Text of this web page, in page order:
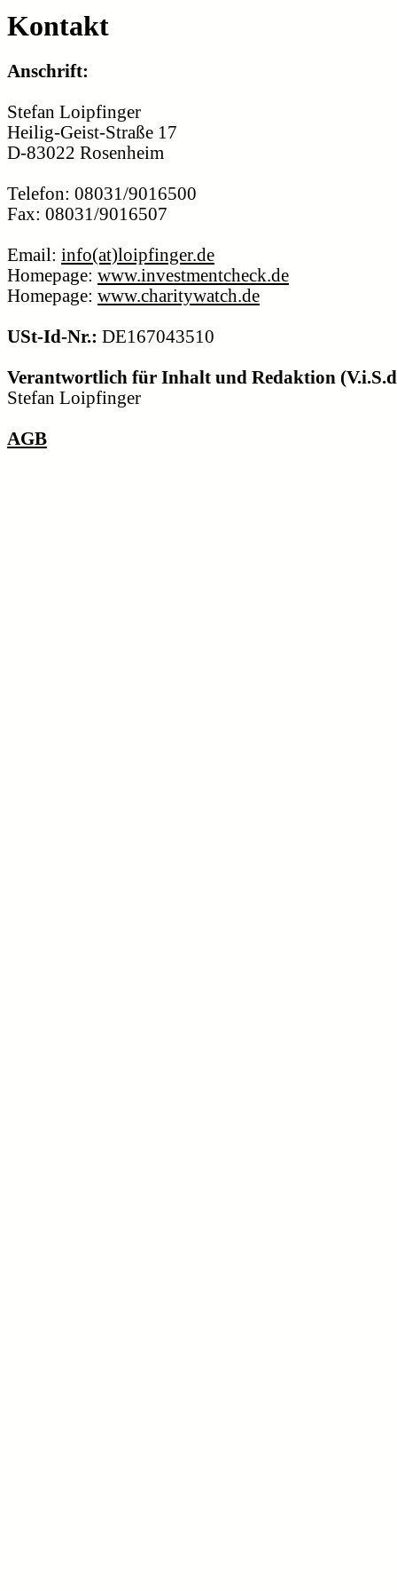
Kontakt
Anschrift:
Stefan Loipfinger
Heilig-Geist-Straße 17
D-83022 Rosenheim
Telefon: 08031/9016500
Fax: 08031/9016507
Email: info(at)loipfinger.de
Homepage: www.investmentcheck.de
Homepage: www.charitywatch.de
USt-Id-Nr.: DE167043510
Verantwortlich für Inhalt und Redaktion
Stefan Loipfinger
AGB